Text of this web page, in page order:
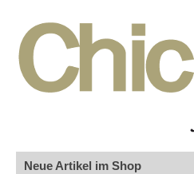
Neue Artikel im Shop